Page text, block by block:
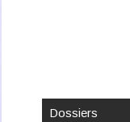
Dossiers